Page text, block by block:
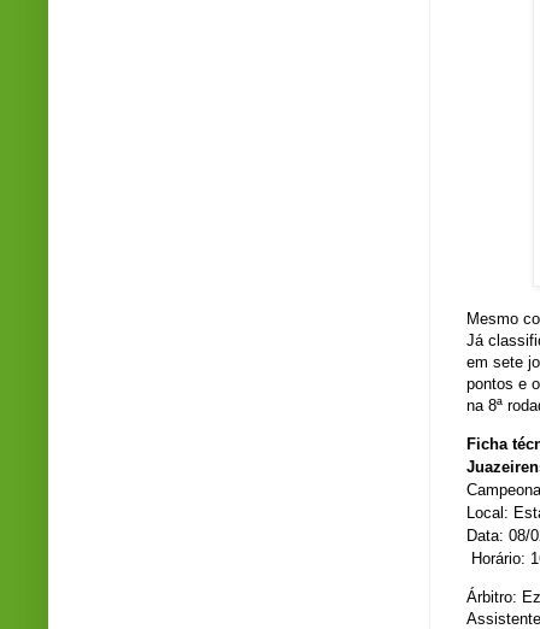
Mesmo
Já
em sete
pontos e
na 8ª
Ficha
Local:
Data: 08/
Horário:
Árbitro: